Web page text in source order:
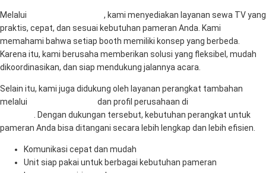
Melalui
, kami menyediakan layanan sewa TV yang
praktis, cepat, dan sesuai kebutuhan pameran Anda. Kami
memahami bahwa setiap booth memiliki konsep yang berbeda.
Karena itu, kami berusaha memberikan solusi yang fleksibel, mudah
dikoordinasikan, dan siap mendukung jalannya acara.
Selain itu, kami juga didukung oleh layanan perangkat tambahan
melalui
dan profil perusahaan di
. Dengan dukungan tersebut, kebutuhan perangkat untuk
pameran Anda bisa ditangani secara lebih lengkap dan lebih efisien.
Komunikasi cepat dan mudah
Unit siap pakai untuk berbagai kebutuhan pameran